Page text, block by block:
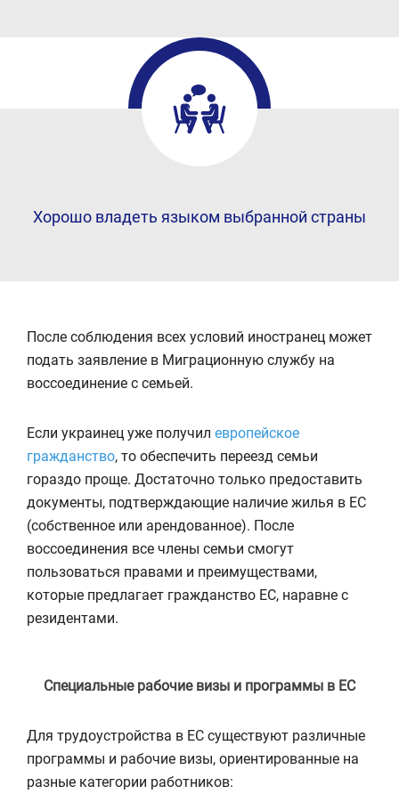
Хорошо владеть языком выбранной страны
После соблюдения всех условий иностранец может
подать заявление в Миграционную службу на
воссоединение с семьей.
Если украинец уже получил европейское
гражданство, то обеспечить переезд семьи
гораздо проще. Достаточно только предоставить
документы, подтверждающие наличие жилья в ЕС
(собственное или арендованное). После
воссоединения все члены семьи смогут
пользоваться правами и преимуществами,
которые предлагает гражданство ЕС, наравне с
резидентами.
Специальные рабочие визы и программы в ЕС
Для трудоустройства в ЕС существуют различные
программы и рабочие визы, ориентированные на
разные категории работников: